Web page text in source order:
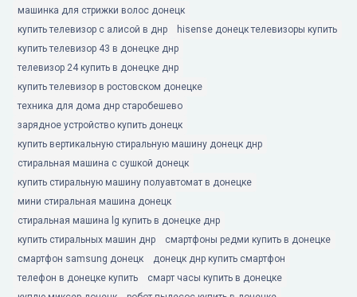
машинка для стрижки волос донецк
купить телевизор с алисой в днр
hisense донецк телевизоры купить
купить телевизор 43 в донецке днр
телевизор 24 купить в донецке днр
купить телевизор в ростовском донецке
техника для дома днр старобешево
зарядное устройство купить донецк
купить вертикальную стиральную машину донецк днр
стиральная машина с сушкой донецк
купить стиральную машину полуавтомат в донецке
мини стиральная машина донецк
стиральная машина lg купить в донецке днр
купить стиральных машин днр
смартфоны редми купить в донецке
смартфон samsung донецк
донецк днр купить смартфон
телефон в донецке купить
смарт часы купить в донецке